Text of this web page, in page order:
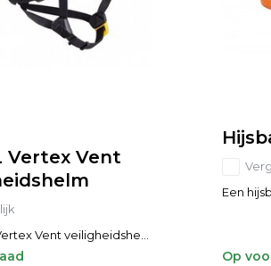
Vertex Vent
Vent veiligheidshe...
Een
Op